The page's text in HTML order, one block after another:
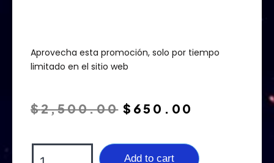
Aprovecha esta promoción, solo por tiempo
limitado en el sitio web
$2,500.00 $ 650.00
Add to cart